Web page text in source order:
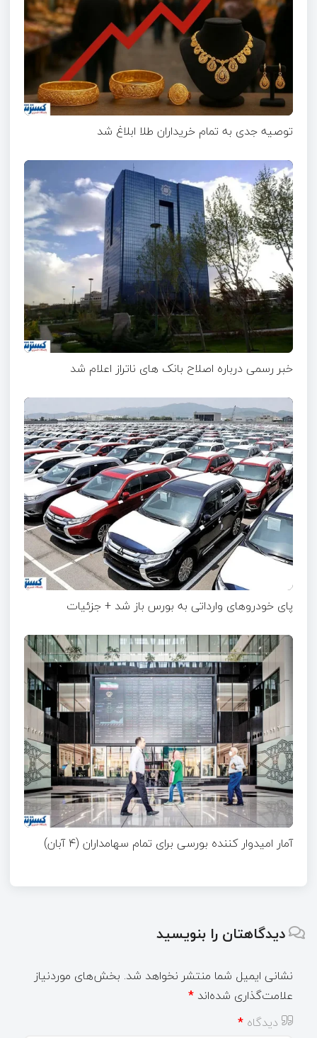
توصیه جدی به تمام خریداران طلا ابلاغ شد
خبر رسمی درباره اصلاح بانک های ناتراز اعلام شد
پای خودروهای وارداتی به بورس باز شد + جزئیات
آمار امیدوار کننده بورسی برای تمام سهامداران (۴ آبان)
دیدگاهتان را بنویسید
نشانی ایمیل شما منتشر نخواهد شد. بخش‌های موردنیاز
علامت‌گذاری شده‌اند *
دیدگاه *